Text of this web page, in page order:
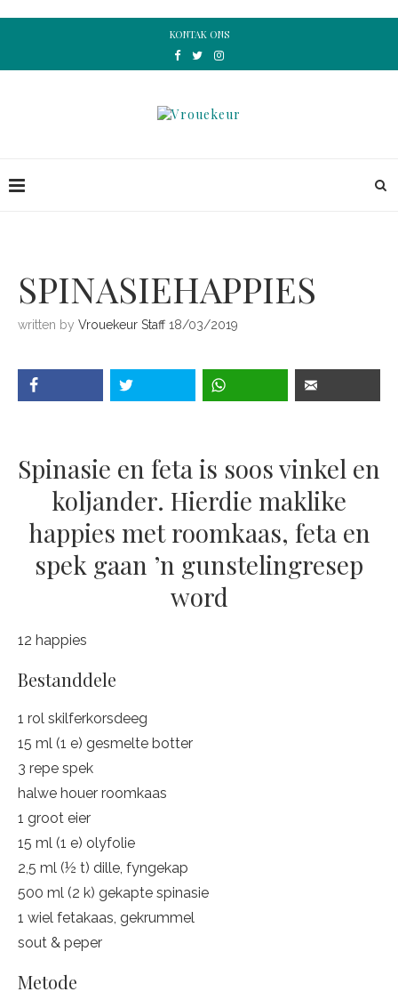
KONTAK ONS
SPINASIEHAPPIES
written by Vrouekeur Staff 18/03/2019
Spinasie en feta is soos vinkel en
koljander. Hierdie maklike
happies met roomkaas, feta en
spek gaan ’n gunstelingresep
word
12 happies
Bestanddele
1 rol skilferkorsdeeg
15 ml (1 e) gesmelte botter
3 repe spek
halwe houer roomkaas
1 groot eier
15 ml (1 e) olyfolie
2,5 ml (½ t) dille, fyngekap
500 ml (2 k) gekapte spinasie
1 wiel fetakaas, gekrummel
sout & peper
Metode